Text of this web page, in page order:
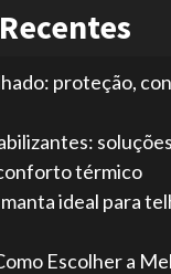
proteção,
térmico
ideal para
Escolher a